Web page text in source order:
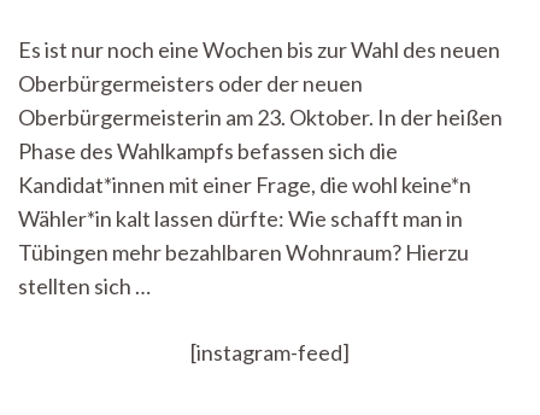
für
alle?
Es ist nur noch eine Wochen bis zur Wahl des neuen
Oberbürgermeisters oder der neuen
Oberbürgermeisterin am 23. Oktober. In der heißen
Phase des Wahlkampfs befassen sich die
Kandidat*innen mit einer Frage, die wohl keine*n
Wähler*in kalt lassen dürfte: Wie schafft man in
Tübingen mehr bezahlbaren Wohnraum? Hierzu
stellten sich …
[instagram-feed]